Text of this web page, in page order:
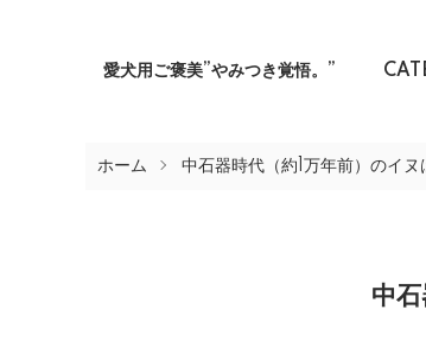
愛犬用ご褒美”やみつき覚悟。”
ホーム 中石器時代（約1万年前）のイ
中